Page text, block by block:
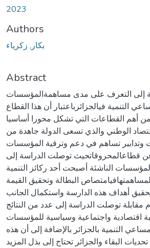
2023
Authors
بكار, زكرياء
Abstract
إلى التعرف على مدى مساهمةالمؤسسات
التنمية فيالجزائرباعتبار أن هذا القطاع
من أهم القطاعات التي تشكل محورا أساسيا
الوطني والذي تسعى الدولة جاهدة من
وتدابير تساهم في دعم وترقية المؤسسات
قطاعالمحروقاتحيث توصلت الدراسة إلى
الناشئة أصبحت أحد ركائز التنمية
البطالة وتحقيق القيمة
أهداف هذه الدارسة واستكمال الجانب
مقابلة توصلت الدراسة إلى عدد من النتائج
اقتصادية واجتماعية وسياسية للمؤسسات
التنمية بالجزائر بالإضافة إلى أن هذه
البقاء والجزائر تحتاج إلى بذل المزيد